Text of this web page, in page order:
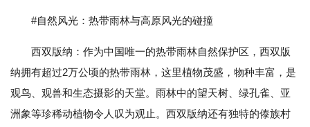
#自然风光：热带雨林与高原风光的碰撞
西双版纳：作为中国唯一的热带雨林自然保护区，西双版
纳拥有超过2万公顷的热带雨林，这里植物茂盛，物种丰富，是
观鸟、观兽和生态摄影的天堂。雨林中的望天树、绿孔雀、亚
洲象等珍稀动植物令人叹为观止。西双版纳还有独特的傣族村